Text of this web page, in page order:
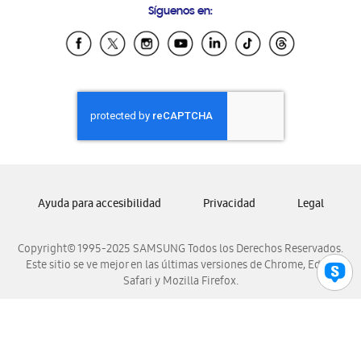
Samsung Ecuador
Samsung El Salvador
Samsung Honduras
Samsung Nicaragua
Samsung Panamá
Samsung Venezuela
Síguenos en:
Copyright© 1995-2025 SAMSUNG Todos los Derechos Reservados.
Este sitio se ve mejor en las últimas versiones de Chrome, Edge,
Safari y Mozilla Firefox.
Ayuda para accesibilidad Privacidad Legal